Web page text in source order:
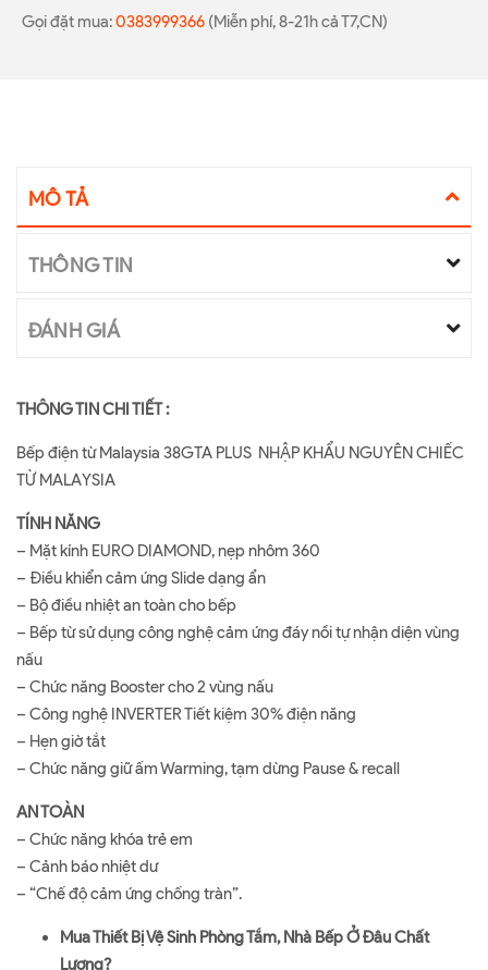
Gọi đặt mua:0383999366 (Miễn phí, 8-21h cả T7,CN)
MÔ TẢ
THÔNG TIN
ĐÁNH GIÁ
THÔNG TIN CHI TIẾT :
Bếp điện từ Malaysia 38GTA PLUS NHẬP KHẨU NGUYÊN CHIẾC
TỪ MALAYSIA
TÍNH NĂNG
– Mặt kính EURO DIAMOND, nẹp nhôm 360
– Ðiều khiển cảm ứng Slide dạng ẩn
– Bộ điều nhiệt an toàn cho bếp
– Bếp từ sử dụng công nghệ cảm ứng đáy nồi tự nhận diện vùng
nấu
– Chức năng Booster cho 2 vùng nấu
– Công nghệ INVERTER Tiết kiệm 30% điện năng
– Hẹn giờ tắt
– Chức năng giữ ấm Warming, tạm dừng Pause & recall
AN TOÀN
– Chức năng khóa trẻ em
– Cảnh báo nhiệt dư
– “Chế độ cảm ứng chống tràn”.
Mua Thiết Bị Vệ Sinh Phòng Tắm, Nhà Bếp Ở Đâu Chất
Lượng?